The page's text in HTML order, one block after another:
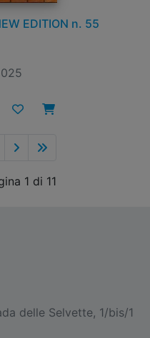
EDITION n. 55
1 di 11
delle Selvette, 1/bis/1